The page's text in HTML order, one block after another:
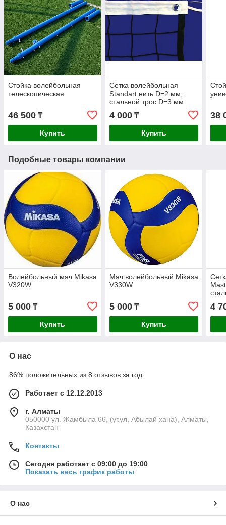
Стойка волейбольная
телескопическая
46 500 ₸
Купить
Сетка волейбольная
Standart нить D=2 мм,
стальной трос D=3 мм
4 000₸
Купить
38
Подобные товары компании
Волейбольный мяч Mikasa
V320W
5 000 ₸
Купить
Мяч волейбольный Mikasa
V330W
5 000₸
Купить
4
О нас
86% положительных из 8 отзывов за год
Работает с 12.12.2013
г. Алматы
050000 ул. Жамбыла 66, (уг.ул. Абылай хана), Алматы,
Казахстан
Контакты
Сегодня работает с 09:00 до 19:00
Показать весь график работы
О нас